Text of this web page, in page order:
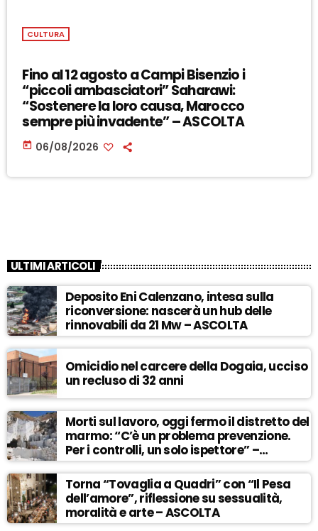
CULTURA
Fino al 12 agosto a Campi Bisenzio i
“piccoli ambasciatori” Saharawi:
“Sostenere la loro causa, Marocco
sempre più invadente” – ASCOLTA
today 06/08/2026
ULTIMI ARTICOLI
Deposito Eni Calenzano, intesa sulla
riconversione: nascerà un hub delle
rinnovabili da 21 Mw – ASCOLTA
Omicidio nel carcere della Dogaia, ucciso
un recluso di 32 anni
Morti sul lavoro, oggi fermo il distretto del
marmo: “C’è un problema prevenzione.
Per i controlli, un solo ispettore” –
ASCOLTA
Torna “Tovaglia a Quadri” con “Il Pesa
dell’amore”, riflessione su sessualità,
moralità e arte – ASCOLTA